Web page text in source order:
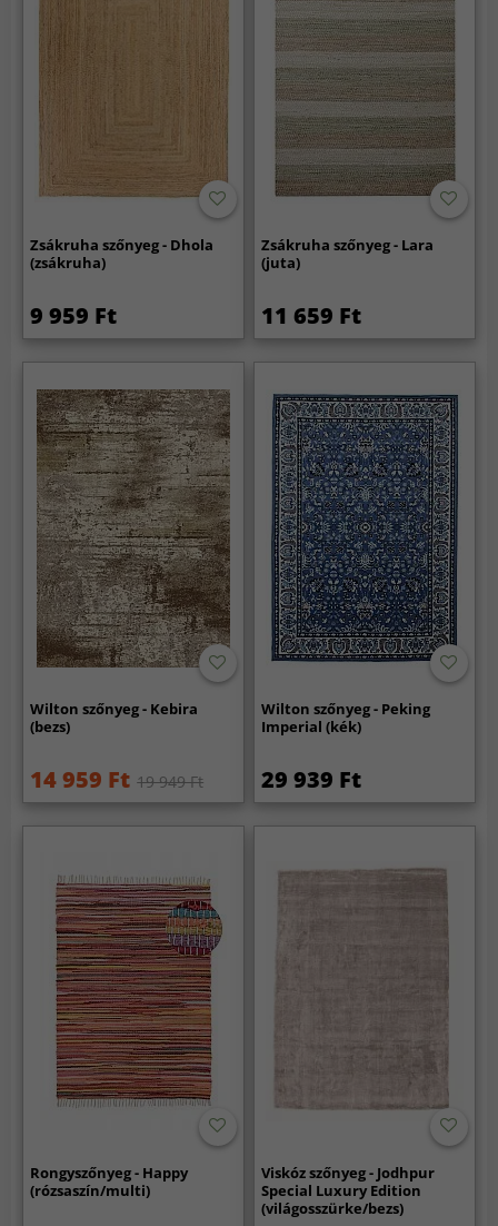
Zsákruha szőnyeg - Dhola
(zsákruha)
9 959 Ft
Zsákruha szőnyeg - Lara
(juta)
11 659 Ft
Wilton szőnyeg - Kebira
(bezs)
14 959 Ft 19 949 Ft
Wilton szőnyeg - Peking
Imperial (kék)
29 939 Ft
Rongyszőnyeg - Happy
(rózsaszín/multi)
Viskóz szőnyeg - Jodhpur
Special Luxury Edition
(világosszürke/bezs)